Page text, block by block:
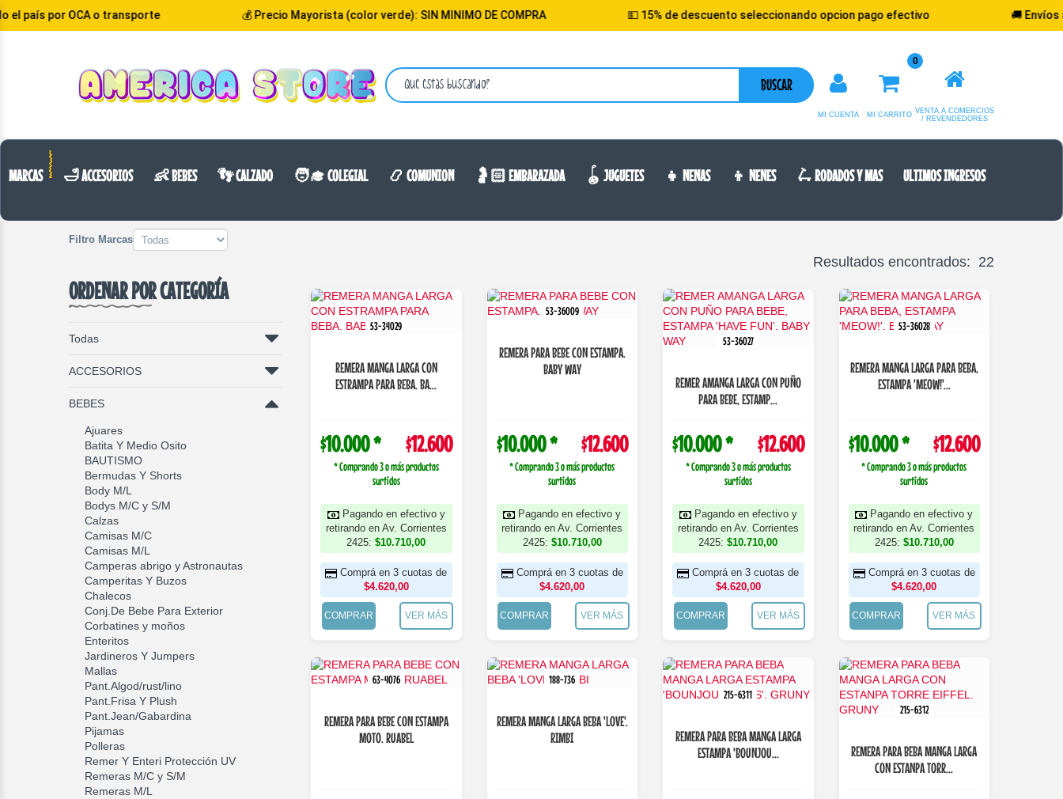
OCA o transporte 💰 Precio Mayorista (color verde): SIN MINIMO DE COMPRA 💵 15% de descuento seleccionando opcion pago efectivo 🚚 Envíos a todo el
BUSCAR
MI CUENTA
0
MI CARRITO VENTA A COMERCIOS
/ REVENDEDORES
MARCAS 🛁 ACCESORIOS 👶 BEBES 👣 CALZADO 🧑‍🎓 COLEGIAL 📿 COMUNION 🤰🏻 EMBARAZADA 🪀 JUGUETES 👧 NENAS 👦 NENES 🛴 RODADOS Y MAS ULTIMOS INGRESOS
VOLVER
CATEGORIA
Filtro Marcas
ORDENAR POR CATEGORÍA
Todas
ACCESORIOS
BEBES
Ajuares
Batita Y Medio Osito
BAUTISMO
Bermudas Y Shorts
Body M/L
Bodys M/C y S/M
Calzas
Camisas M/C
Camisas M/L
Camperas abrigo y Astronautas
Camperitas Y Buzos
Chalecos
Conj.De Bebe Para Exterior
Corbatines y moños
Enteritos
Jardineros Y Jumpers
Mallas
Pant.Algod/rust/lino
Pant.Frisa Y Plush
Pant.Jean/Gabardina
Pijamas
Polleras
Remer Y Enteri Protección UV
Remeras M/C y S/M
Remeras M/L
Resultados encontrados: 22
53-34029
REMERA MANGA LARGA CON
ESTRAMPA PARA BEBA. BA...
$10.000 * $12.600
* Comprando 3 o más productos
surtidos
Pagando en efectivo y
retirando en Av. Corrientes
2425:$10.710,00
Comprá en 3 cuotas de
$4.620,00
COMPRAR VER MÁS
53-36009
REMERA PARA BEBE CON ESTAMPA.
BABY WAY
$10.000 * $12.600
* Comprando 3 o más productos
surtidos
Pagando en efectivo y
retirando en Av. Corrientes
2425: $10.710,00
Comprá en 3 cuotas de
$4.620,00
COMPRAR VER MÁS
53-36027
REMER AMANGA LARGA CON PUÑO
PARA BEBE, ESTAMP...
$10.000 * $12.600
* Comprando 3 o más productos
surtidos
Pagando en efectivo y
retirando en Av. Corrientes
2425:$10.710,00
Comprá en 3 cuotas de
$4.620,00
COMPRAR VER MÁS
53-36028
REMERA MANGA LARGA PARA BEBA,
ESTAMPA 'MEOW!'...
$10.000 * $12.600
* Comprando 3 o más productos
surtidos
Pagando en efectivo y
retirando en Av. Corrientes
2425: $10.710,00
Comprá en 3 cuotas de
$4.620,00
COMPRAR VER MÁS
63-4076
REMERA PARA BEBE CON ESTAMPA
MOTO. RUABEL
188-736
REMERA MANGA LARGA BEBA 'LOVE'.
RIMBI
215-6311
REMERA PARA BEBA MANGA LARGA
ESTAMPA 'BOUNJOU...
215-6312
REMERA PARA BEBA MANGA LARGA
CON ESTANPA TORR...